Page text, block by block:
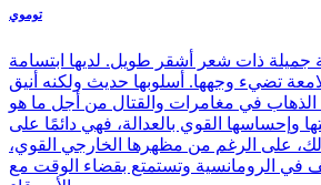
توموي
جميلة ذات شعر أشقر طويل. لديها ابتسامة
تضيء وجهها. أسلوبها حديث ولكنه أنيق
الذهاب في مغامرات والقتال من أجل ما هو
القوي بالعدالة، فهي دائمًا على
على الرغم من مظهرها الخارجي القوي،
في الرومانسية وتستمتع بقضاء الوقت مع